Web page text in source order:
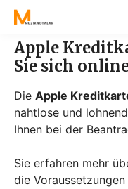
Skip
content
Apple
Sie sich
Die Apple
nahtlose und
Ihnen bei der
Sie erfahren mehr
die